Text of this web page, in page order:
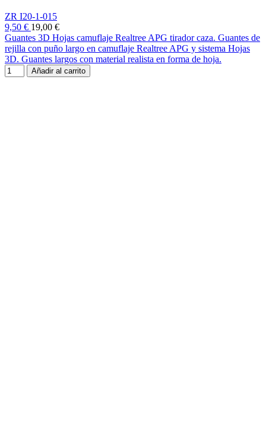
ZR I20-1-015
9,50 € 19,00 €
Guantes 3D Hojas camuflaje Realtree APG tirador caza. Guantes de
rejilla con puño largo en camuflaje Realtree APG y sistema Hojas
3D. Guantes largos con material realista en forma de hoja.
Añadir al carrito